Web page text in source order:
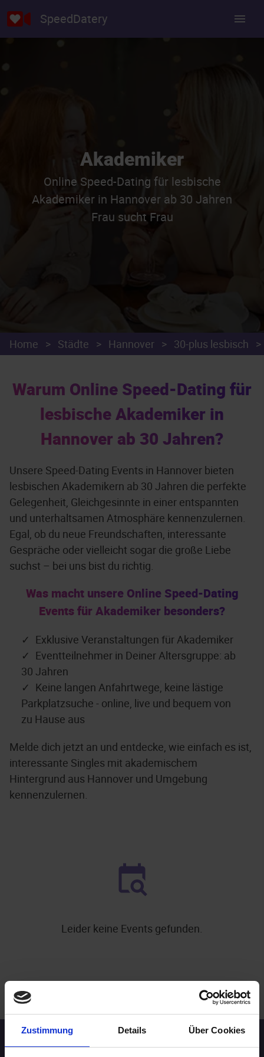
Zustimmung Details Über Cookies
SpeedDatery
Akademiker
Online Speed-Dating für lesbische
Akademiker in Hannover ab 30 Jahren
Frau sucht Frau
Home > Städte > Hannover > 30-plus lesbisch >
Warum Online Speed-Dating für
lesbische Akademiker in
Hannover ab 30 Jahren?
Unsere Speed-Dating Events in Hannover bieten
lesbischen Akademikern ab 30 Jahren die perfekte
Gelegenheit, Gleichgesinnte in einer entspannten
und unterhaltsamen Atmosphäre kennenzulernen.
Egal, ob du neue Freundschaften, interessante
Gespräche oder vielleicht sogar die große Liebe
suchst – bei uns bist du richtig.
Was macht unsere Online Speed-Dating
Events für Akademiker besonders?
Exklusive Veranstaltungen für Akademiker
Eventteilnehmer in Deiner Altersgruppe: ab
30 Jahren
Keine langen Anfahrtwege, keine lästige
Parkplatzsuche - online, live und bequem von
zu Hause aus
Melde dich jetzt an und entdecke, wie einfach es ist,
interessante Singles mit akademischem
Hintergrund aus Hannover und Umgebung
kennenzulernen.
Leider keine Events gefunden.
WEITERE EVENTS IN HANNOVER .
Speed-Dating Events